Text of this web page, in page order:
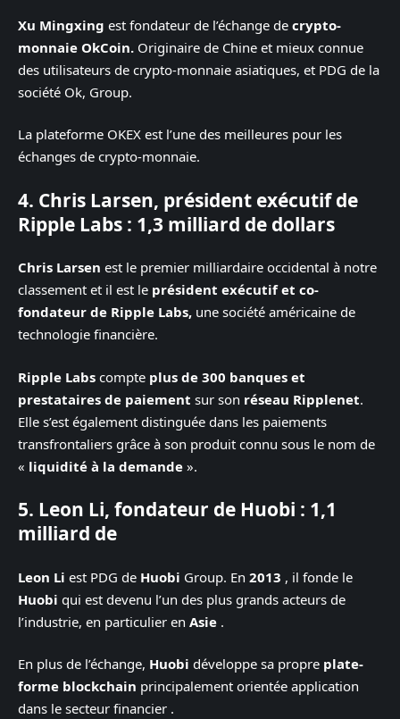
Xu Mingxing est fondateur de l’échange de crypto-
monnaie OkCoin. Originaire de Chine et mieux connue
des utilisateurs de crypto-monnaie asiatiques, et PDG de la
société Ok, Group.
La plateforme OKEX est l’une des meilleures pour les
échanges de crypto-monnaie.
4. Chris Larsen, président exécutif de
Ripple Labs : 1,3 milliard de dollars
Chris Larsen est le premier milliardaire occidental à notre
classement et il est le président exécutif et co-
fondateur de Ripple Labs, une société américaine de
technologie financière.
Ripple Labs compte plus de 300 banques et
prestataires de paiement sur son réseau Ripplenet.
Elle s’est également distinguée dans les paiements
transfrontaliers grâce à son produit connu sous le nom de
« liquidité à la demande ».
5. Leon Li, fondateur de Huobi : 1,1
milliard de
Leon Li est PDG de Huobi Group. En 2013 , il fonde le
Huobi qui est devenu l’un des plus grands acteurs de
l’industrie, en particulier en Asie .
En plus de l’échange, Huobi développe sa propre plate-
forme blockchain principalement orientée application
dans le secteur financier .